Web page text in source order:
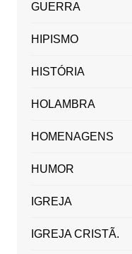
GUERRA
HIPISMO
HISTÓRIA
HOLAMBRA
HOMENAGENS
HUMOR
IGREJA
IGREJA CRISTÃ.